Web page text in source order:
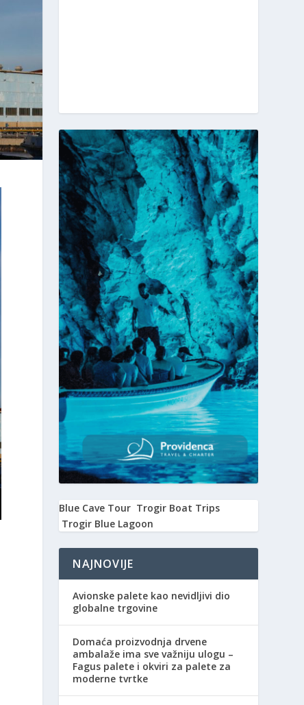
Blue Cave Tour Trogir Boat Trips
Trogir Blue Lagoon
NAJNOVIJE
Avionske palete kao nevidljivi dio
globalne trgovine
Domaća proizvodnja drvene
ambalaže ima sve važniju ulogu –
Fagus palete i okviri za palete za
moderne tvrtke